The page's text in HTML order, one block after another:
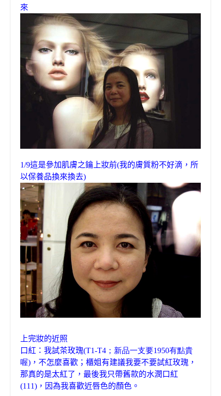
來
1/9這是參加肌膚之鑰 上妝前(我的膚質粉不好滴，所
以保養品換來換去)
上完妝的近照
口紅：我試茶玫瑰(T1-T4 ；新品一支要1950有點貴
喔) ，不怎麼喜歡；櫃姐有建議我要不要試紅玫瑰，
那真的是太紅了，最後我只帶舊款的水潤口紅
(111) ，因為我喜歡近唇色的顏色。